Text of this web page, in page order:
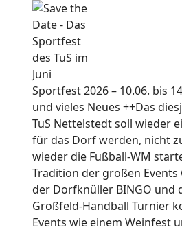
Sportfest 2026 – 10.06. bis
und vieles Neues ++Das
TuS Nettelstedt soll wieder
für das Dorf werden, nicht
wieder die Fußball-WM
Tradition der großen Events
der Dorfknüller BINGO und
Großfeld-Handball Turnier
Events wie einem Weinfest